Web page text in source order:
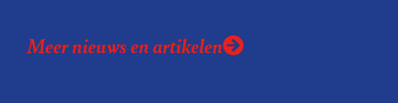
Coen uit zijn zorgen over de relatie tussen
de macht, de pers en het publiek aan de
Meer nieuws en artikelen